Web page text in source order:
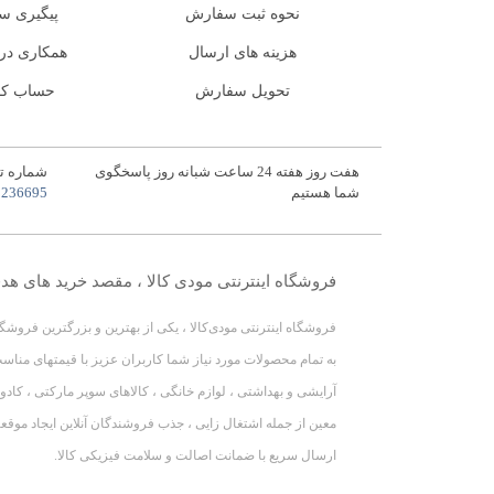
نحوه ثبت سفارش
هزینه های ارسال
تحویل سفارش
پیگیری
همکاری
حساب
هفت روز هفته 24 ساعت شبانه روز پاسخگوی
شما هستیم
شماره
فروشگاه اینترنتی مودی کالا ، مقصد خرید های
فروشگاه اینترنتی مودی‌کالا ، یکی از بهترین و بزرگترین
به تمام محصولات مورد نیاز شما کاربران عزیز با قیمتهای
آرایشی و بهداشتی ، لوازم خانگی ، کالاهای سوپر مارکتی ،
معین از جمله اشتغال زایی ، جذب فروشندگان آنلاین ایجاد
ارسال سریع با ضمانت اصالت و سلامت فیزیکی کالا.